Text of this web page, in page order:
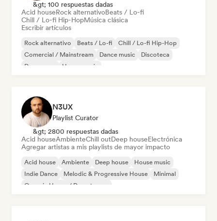
&gt; 100 respuestas dadas
Acid houseRock alternativoBeats / Lo-fi
Chill / Lo-fi Hip-HopMúsica clásica
Escribir artículos
Rock alternativo Beats / Lo-fi
Chill / Lo-fi Hip-Hop
Comercial / Mainstream
Dance music
Discoteca
Dream pop
House music
N3UX
Playlist Curator
&gt; 2800 respuestas dadas
Acid houseAmbienteChill outDeep houseElectrónica
Agregar artistas a mis playlists de mayor impacto
Acid house Ambiente Deep house
House music
Indie Dance
Melodic & Progressive House
Minimal
Organic House / Downtempo